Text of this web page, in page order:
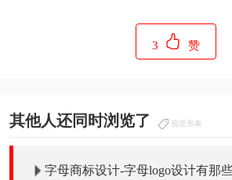
3 赞
其他人还同时浏览了 视觉形象
字母商标设计-字母logo设计有那